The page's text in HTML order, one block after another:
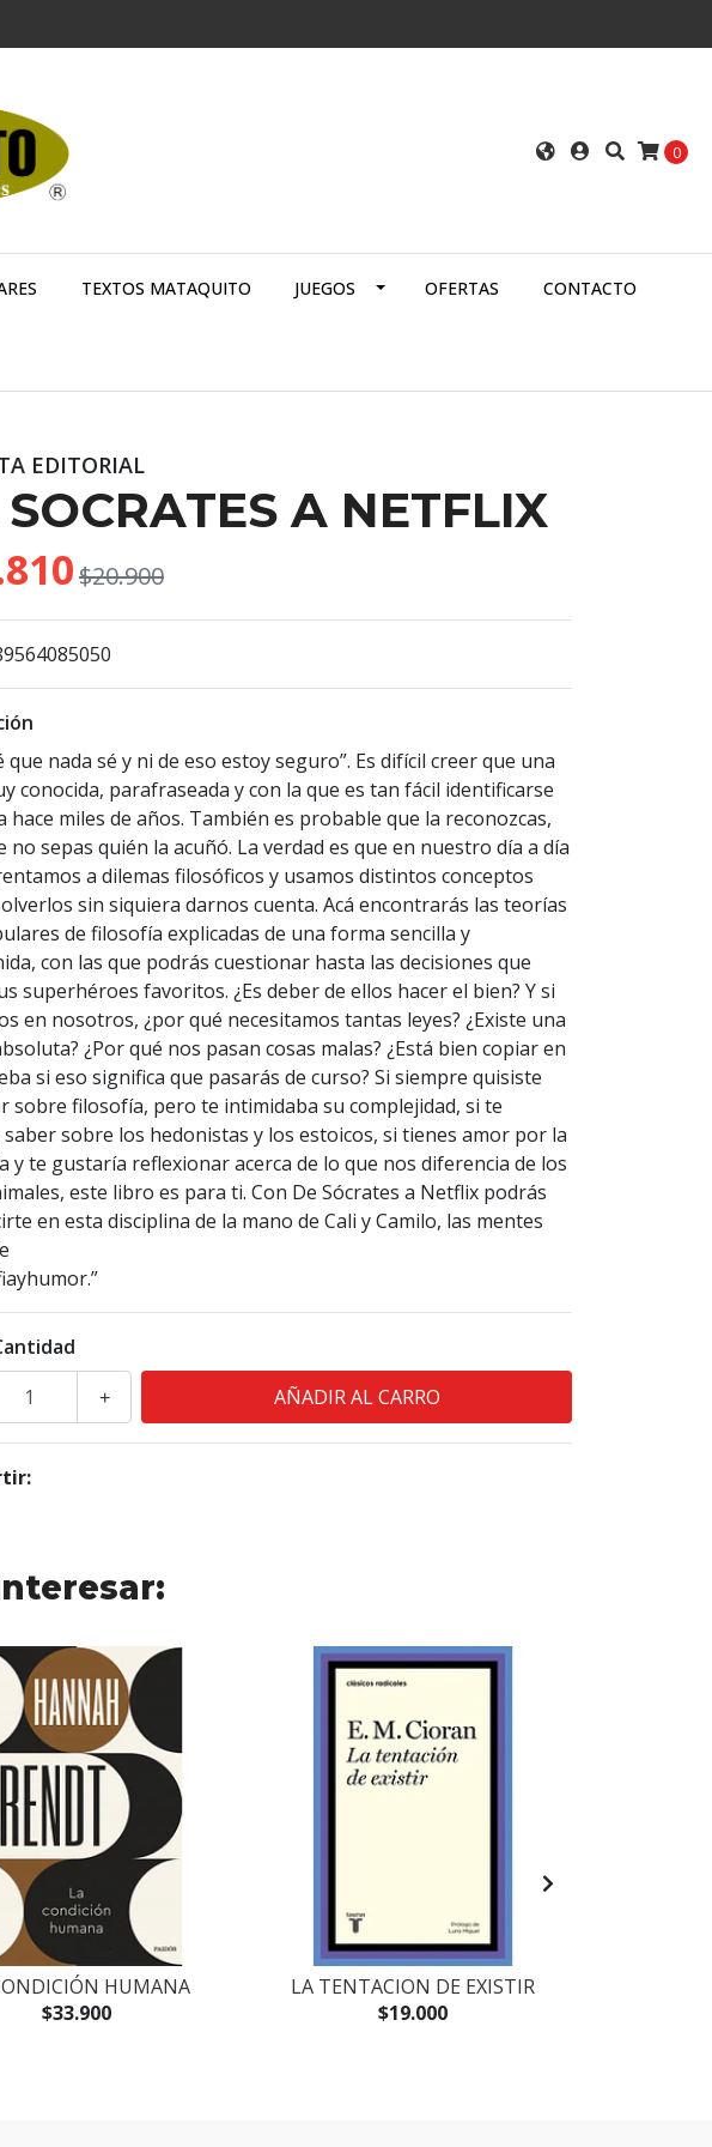
0
TEXTOS MATAQUITO JUEGOS OFERTAS CONTACTO
EDITORIAL
A NETFLIX
$20.900
que nada sé y ni de eso estoy seguro”. Es difícil creer que una
conocida, parafraseada y con la que es tan fácil identificarse
hace miles de años. También es probable que la reconozcas,
no sepas quién la acuñó. La verdad es que en nuestro día a día
a dilemas filosóficos y usamos distintos conceptos
sin siquiera darnos cuenta. Acá encontrarás las teorías
de filosofía explicadas de una forma sencilla y
con las que podrás cuestionar hasta las decisiones que
superhéroes favoritos. ¿Es deber de ellos hacer el bien? Y si
en nosotros, ¿por qué necesitamos tantas leyes? ¿Existe una
¿Por qué nos pasan cosas malas? ¿Está bien copiar en
si eso significa que pasarás de curso? Si siempre quisiste
sobre filosofía, pero te intimidaba su complejidad, si te
sobre los hedonistas y los estoicos, si tienes amor por la
y te gustaría reflexionar acerca de lo que nos diferencia de los
este libro es para ti. Con De Sócrates a Netflix podrás
en esta disciplina de la mano de Cali y Camilo, las mentes
+
HUMANA
$33.900
LA TENTACION DE EXISTIR
$19.000